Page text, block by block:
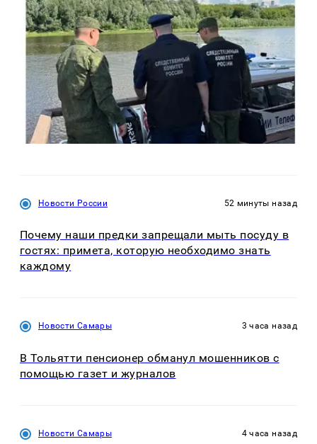
Новости России 52 минуты назад
Почему наши предки запрещали мыть посуду в
гостях: примета, которую необходимо знать
каждому
Новости Самары 3 часа назад
В Тольятти пенсионер обманул мошенников с
помощью газет и журналов
Новости Самары 4 часа назад